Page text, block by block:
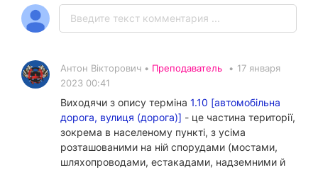
Антон Вікторович • Преподаватель • 17 января
2023 00:41
Виходячи з опису терміна 1.10 [автомобільна
дорога, вулиця (дорога)] - це частина території,
зокрема в населеному пункті, з усіма
розташованими на ній спорудами (мостами,
шляхопроводами, естакадами, надземними й